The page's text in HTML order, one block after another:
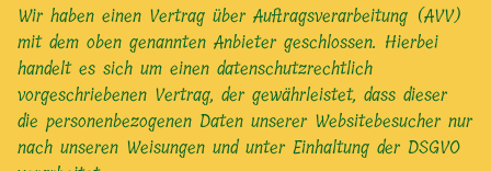
Wir haben einen Vertrag über Auftragsverarbeitung (AVV)
mit dem oben genannten Anbieter geschlossen. Hierbei
handelt es sich um einen datenschutzrechtlich
vorgeschriebenen Vertrag, der gewährleistet, dass dieser
die personenbezogenen Daten unserer Websitebesucher nur
nach unseren Weisungen und unter Einhaltung der DSGVO